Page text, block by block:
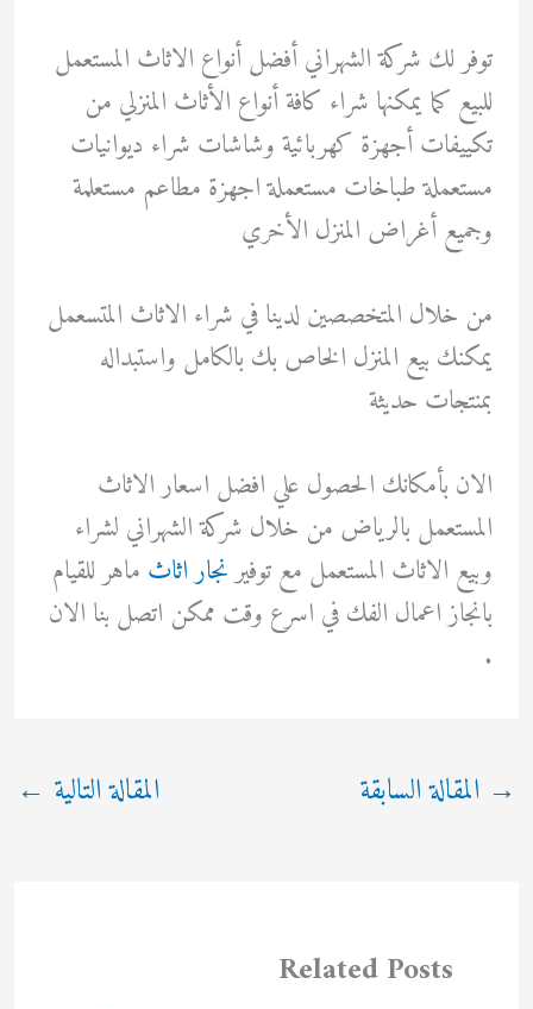
توفر لك شركة الشهراني أفضل أنواع الاثاث المستعمل
للبيع كما يمكنها شراء كافة أنواع الأثاث المنزلي من
تكييفات أجهزة كهربائية وشاشات شراء ديوانيات
مستعملة طباخات مستعملة اجهزة مطاعم مستعلمة
وجميع أغراض المنزل الأخري
من خلال المتخصصين لدينا في شراء الاثاث المتسعمل
يمكنك بيع المنزل الخاص بك بالكامل واستبداله
بمنتجات حديثة
الان بأمكانك الحصول علي افضل اسعار الاثاث
المستعمل بالرياض من خلال شركة الشهراني لشراء
وبيع الاثاث المستعمل مع توفيرنجار اثاث ماهر للقيام
بانجاز اعمال الفك في اسرع وقت ممكن اتصل بنا الان
.
→ المقالة السابقة المقالة التالية ←
Related Posts